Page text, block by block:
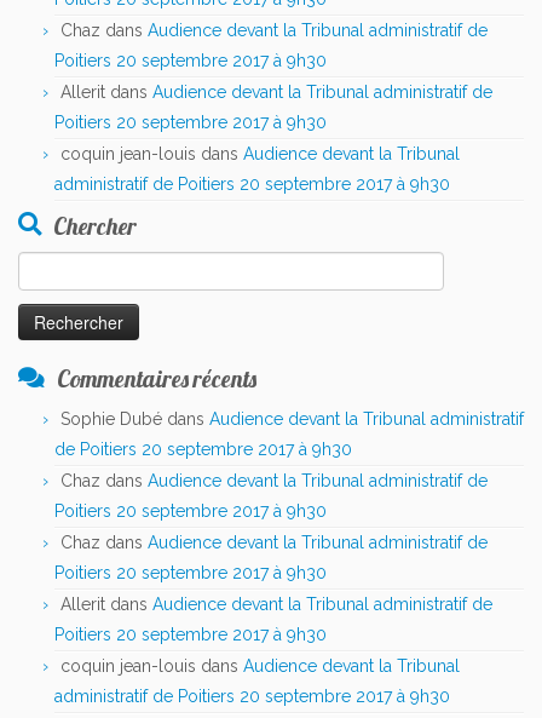
Chaz dans Audience devant la Tribunal administratif de
Poitiers 20 septembre 2017 à 9h30
Allerit dans Audience devant la Tribunal administratif de
Poitiers 20 septembre 2017 à 9h30
coquin jean-louis dans Audience devant la Tribunal
administratif de Poitiers 20 septembre 2017 à 9h30
Chercher
Commentaires récents
Sophie Dubé dans Audience devant la Tribunal administratif
de Poitiers 20 septembre 2017 à 9h30
Chaz dans Audience devant la Tribunal administratif de
Poitiers 20 septembre 2017 à 9h30
Chaz dans Audience devant la Tribunal administratif de
Poitiers 20 septembre 2017 à 9h30
Allerit dans Audience devant la Tribunal administratif de
Poitiers 20 septembre 2017 à 9h30
coquin jean-louis dans Audience devant la Tribunal
administratif de Poitiers 20 septembre 2017 à 9h30